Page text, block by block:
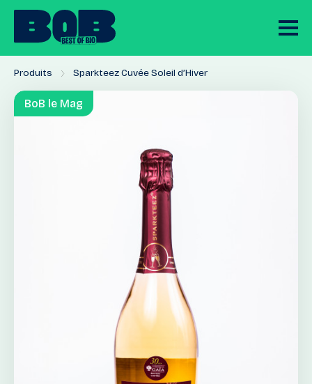
Produits Sparkteez Cuvée Soleil d’Hiver
BoB le Mag